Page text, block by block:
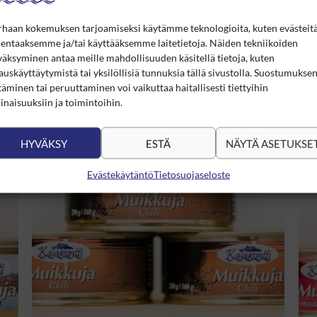
kokemuksen tarjoamiseksi käytämme teknologioita, kuten
ja/tai käyttääksemme laitetietoja. Näiden tekniikoiden
antaa meille mahdollisuuden käsitellä tietoja, kuten
tai yksilöllisiä tunnuksia tällä sivustolla. Suostumuksen
tai peruuttaminen voi vaikuttaa haitallisesti tiettyihin
ja toimintoihin.
HYVÄKSY ESTÄ NÄYTÄ
EvästekäytäntöTietosuojaseloste
Muikkuja Chili
Arvostelu
tuotteesta:
4,90€– 24,50€Hintaluokka:
4,90 €
-
24,50 €